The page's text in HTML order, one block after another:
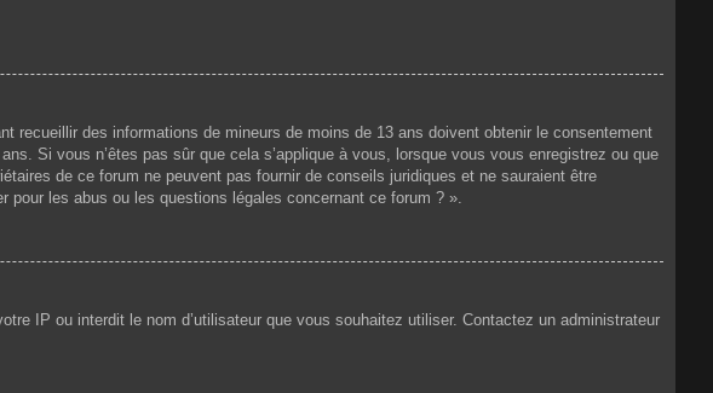
recueillir des informations de mineurs de moins de 13 ans doivent obtenir le consentement
Si vous n’êtes pas sûr que cela s’applique à vous, lorsque vous vous enregistrez ou que
de ce forum ne peuvent pas fournir de conseils juridiques et ne sauraient être
les abus ou les questions légales concernant ce forum ? ».
IP ou interdit le nom d’utilisateur que vous souhaitez utiliser. Contactez un administrateur